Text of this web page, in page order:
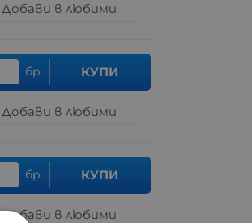
Добави в любими
бр. КУПИ
Добави в любими
бр. КУПИ
Добави в любими